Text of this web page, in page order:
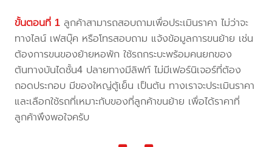
ขั้นตอนที่ 1 ลูกค้าสามารถสอบถามเพื่อประเมินราคา ไม่ว่าจะ
ทางไลน์ เฟสบุ๊ค หรือโทรสอบถาม แจ้งข้อมูลการขนย้าย เช่น
ต้องการขนของย้ายหอพัก ใช้รถกระบะพร้อมคนยกของ
ต้นทางบันไดชั้น4 ปลายทางมีลิฟท์ ไม่มีเฟอร์นิเจอร์ที่ต้อง
ถอดประกอบ มีของใหญ่ตู้เย็น เป็นต้น ทางเราจะประเมินราคา
และเลือกใช้รถที่เหมาะกับของที่ลูกค้าขนย้าย เพื่อได้ราคาที่
ลูกค้าพึงพอใจครับ